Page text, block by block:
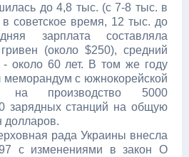
до 4,8 тыс. (с 7-8 тыс. в
советское время, 12 тыс. до
зарплата составляла
(около $250), средний
- около 60 лет. В том же году
с южнокорейской
производство 5000
зарядных станций на общую
долларов.
рада Украины внесла
с изменениями в закон О